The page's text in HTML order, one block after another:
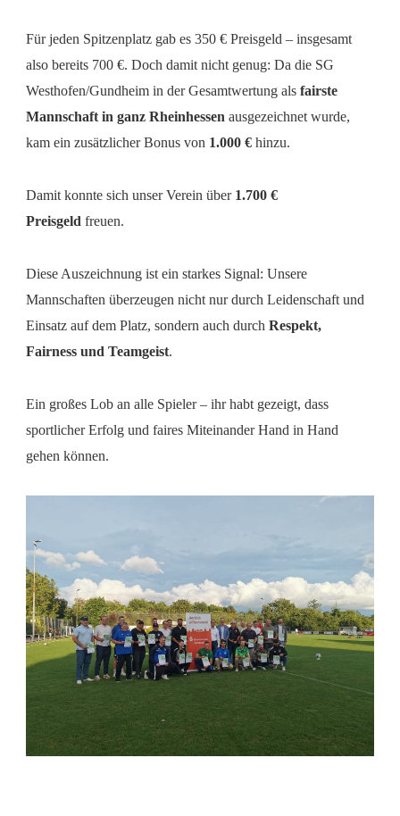
Für jeden Spitzenplatz gab es 350 € Preisgeld – insgesamt
also bereits 700 €. Doch damit nicht genug: Da die SG
Westhofen/Gundheim in der Gesamtwertung als fairste
Mannschaft in ganz Rheinhessen ausgezeichnet wurde,
kam ein zusätzlicher Bonus von 1.000 € hinzu.
Damit konnte sich unser Verein über 1.700 €
Preisgeld freuen.
Diese Auszeichnung ist ein starkes Signal: Unsere
Mannschaften überzeugen nicht nur durch Leidenschaft und
Einsatz auf dem Platz, sondern auch durch Respekt,
Fairness und Teamgeist.
Ein großes Lob an alle Spieler – ihr habt gezeigt, dass
sportlicher Erfolg und faires Miteinander Hand in Hand
gehen können.